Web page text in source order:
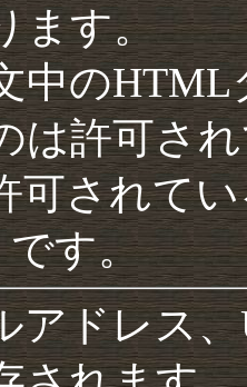
ます。
中のHTML
は許可さ
可されて
です。
アドレス